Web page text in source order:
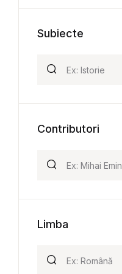
Subiecte
Contributori
Limba